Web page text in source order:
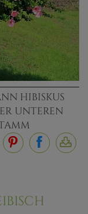
HIBISKUS
UNTEREN